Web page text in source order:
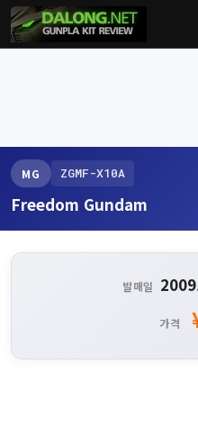
MG ZGMF-X10A
Freedom Gundam
발매일
가격